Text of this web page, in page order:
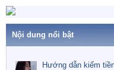
Nội dung nổi bật
Hướng dẫn kiếm